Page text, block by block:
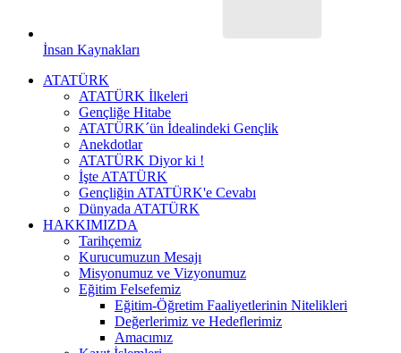
İnsan Kaynakları
ATATÜRK
ATATÜRK İlkeleri
Gençliğe Hitabe
ATATÜRK´ün İdealindeki Gençlik
Anekdotlar
ATATÜRK Diyor ki !
İşte ATATÜRK
Gençliğin ATATÜRK'e Cevabı
Dünyada ATATÜRK
HAKKIMIZDA
Tarihçemiz
Kurucumuzun Mesajı
Misyonumuz ve Vizyonumuz
Eğitim Felsefemiz
Eğitim-Öğretim Faaliyetlerinin Nitelikleri
Değerlerimiz ve Hedeflerimiz
Amacımız